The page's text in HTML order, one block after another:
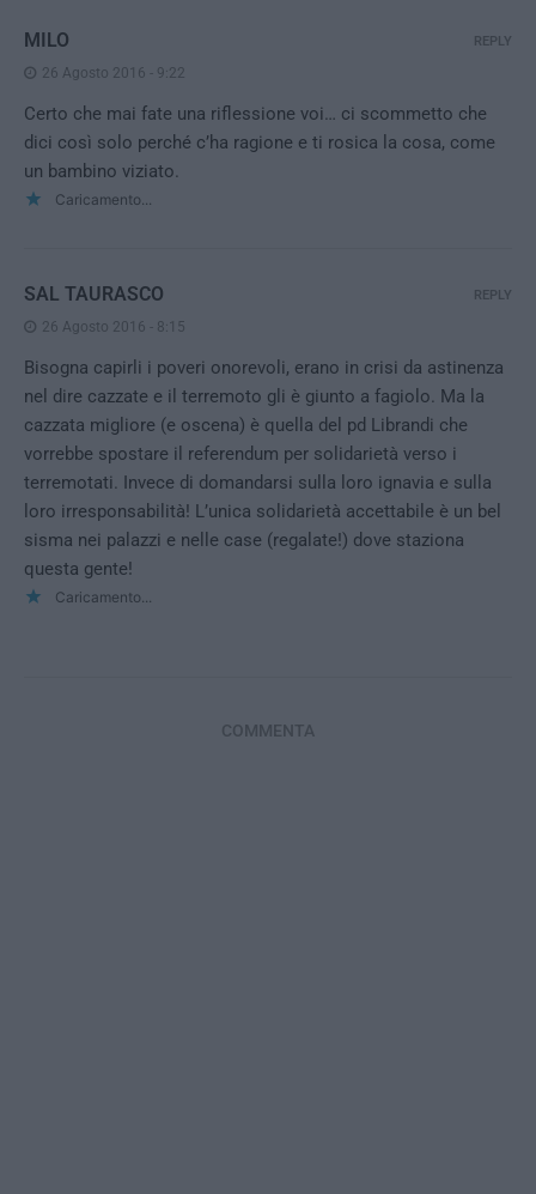
MILO
26 Agosto 2016 - 9:22
Certo che mai fate una riflessione voi… ci scommetto che
dici così solo perché c’ha ragione e ti rosica la cosa, come
un bambino viziato.
Caricamento...
REPLY
SAL TAURASCO
26 Agosto 2016 - 8:15
Bisogna capirli i poveri onorevoli, erano in crisi da astinenza
nel dire cazzate e il terremoto gli è giunto a fagiolo. Ma la
cazzata migliore (e oscena) è quella del pd Librandi che
vorrebbe spostare il referendum per solidarietà verso i
terremotati. Invece di domandarsi sulla loro ignavia e sulla
loro irresponsabilità! L’unica solidarietà accettabile è un bel
sisma nei palazzi e nelle case (regalate!) dove staziona
questa gente!
Caricamento...
REPLY
COMMENTA